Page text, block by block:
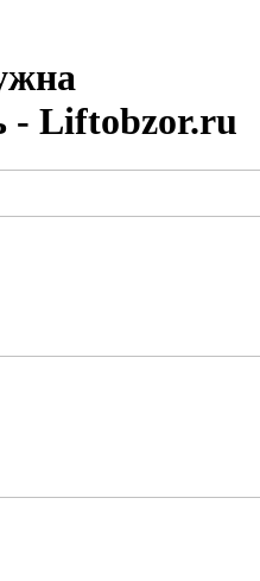
- Liftobzor.ru